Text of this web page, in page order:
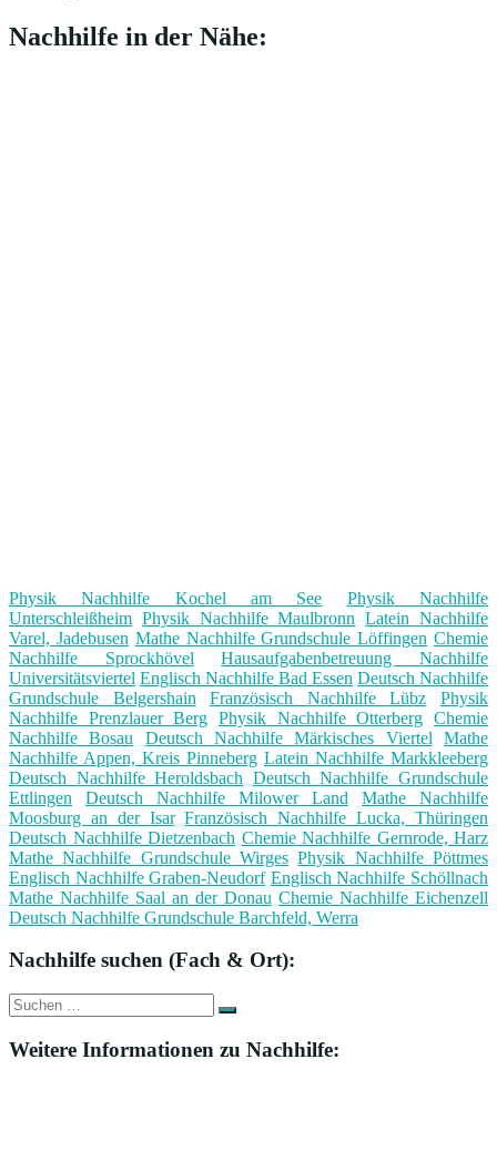
Nachhilfe in der Nähe:
Physik Nachhilfe Kochel am See
Physik Nachhilfe
Unterschleißheim Physik Nachhilfe Maulbronn
Latein Nachhilfe
Varel, Jadebusen Mathe Nachhilfe Grundschule Löffingen Chemie
Nachhilfe Sprockhövel
Hausaufgabenbetreuung Nachhilfe
Universitätsviertel Englisch Nachhilfe Bad Essen Deutsch Nachhilfe
Grundschule Belgershain
Französisch Nachhilfe Lübz
Physik
Nachhilfe Prenzlauer Berg Physik Nachhilfe Otterberg Chemie
Nachhilfe Bosau
Deutsch Nachhilfe Märkisches Viertel
Mathe
Nachhilfe Appen, Kreis Pinneberg Latein Nachhilfe Markkleeberg
Deutsch Nachhilfe Heroldsbach Deutsch Nachhilfe Grundschule
Ettlingen
Deutsch Nachhilfe Milower Land
Mathe Nachhilfe
Moosburg an der Isar Französisch Nachhilfe Lucka, Thüringen
Deutsch Nachhilfe Dietzenbach Chemie Nachhilfe Gernrode, Harz
Mathe Nachhilfe Grundschule Wirges Physik Nachhilfe Pöttmes
Englisch Nachhilfe Graben-Neudorf Englisch Nachhilfe Schöllnach
Mathe Nachhilfe Saal an der Donau Chemie Nachhilfe Eichenzell
Deutsch Nachhilfe Grundschule Barchfeld, Werra
Nachhilfe suchen (Fach & Ort):
Suche
nach:
Suchen
Weitere Informationen zu Nachhilfe: